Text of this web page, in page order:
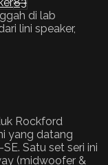
di lab
lini speaker,
Rockford
yang datang
Satu set seri ini
(midwoofer &